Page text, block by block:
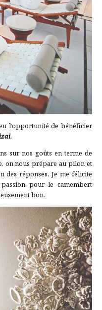
l’opportunité de bénéficier
.
sur nos goûts en terme de
on nous prépare au pilon et
des réponses. Je me félicite
pour le camembert
bon.